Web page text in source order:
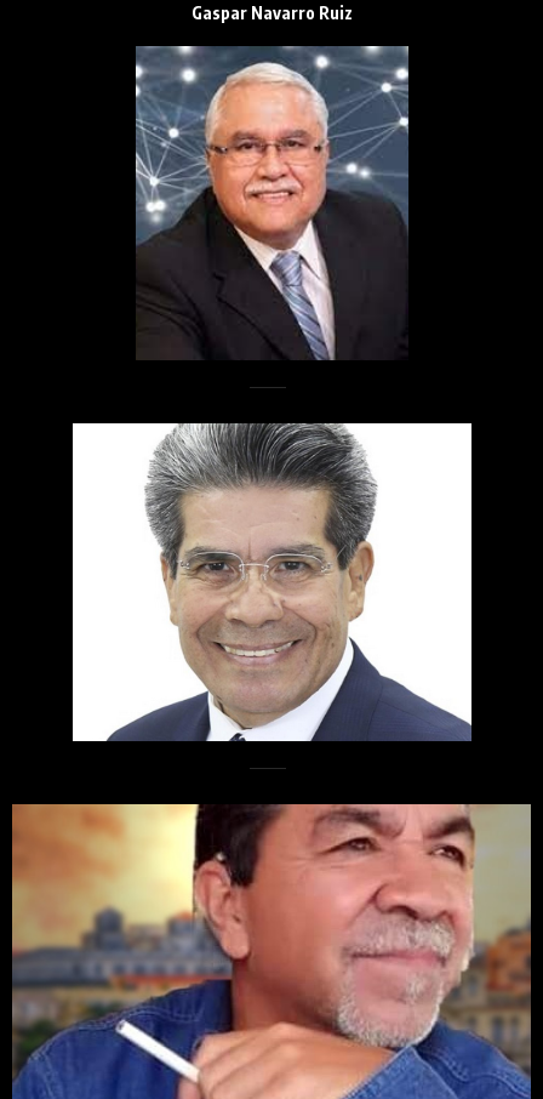
Gaspar Navarro Ruiz